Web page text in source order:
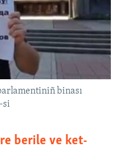
binası
si
berile ve ket-